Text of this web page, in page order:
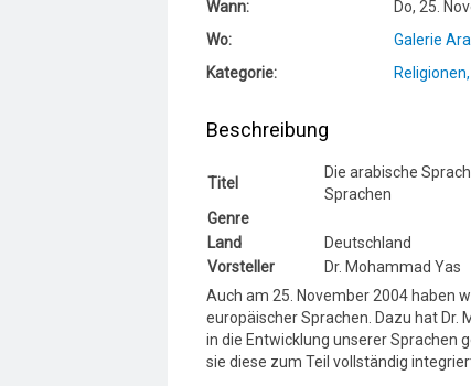
Wann:
Do, 25.
Wo:
Galerie
Kategorie:
Beschreibung
Titel
Die arabische
Sprachen
Genre
Land
Deutschland
Vorsteller
Dr. Mohammad Yas
Auch am 25. November 2004 haben
europäischer Sprachen. Dazu hat
in die Entwicklung unserer Sprachen
sie diese zum Teil vollständig